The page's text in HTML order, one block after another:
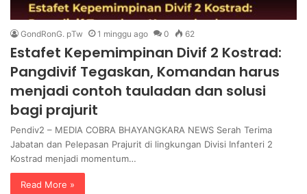
GondRonG. pTw 1 minggu ago 0 62
Estafet Kepemimpinan Divif 2 Kostrad:
Pangdivif Tegaskan, Komandan harus
menjadi contoh tauladan dan solusi
bagi prajurit
Pendiv2 – MEDIA COBRA BHAYANGKARA NEWS Serah Terima
Jabatan dan Pelepasan Prajurit di lingkungan Divisi Infanteri 2
Kostrad menjadi momentum…
Read More »